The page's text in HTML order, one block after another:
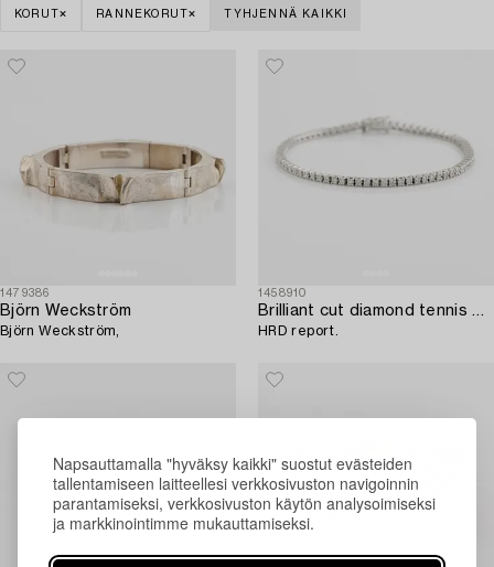
Napsauttamalla "hyväksy kaikki" suostut evästeiden
tallentamiseen laitteellesi verkkosivuston navigoinnin
parantamiseksi, verkkosivuston käytön analysoimiseksi
ja markkinointimme mukauttamiseksi.
KORUT RANNEKORUT TYHJENNÄ KAIKKI
1479386
Björn Weckström
Björn Weckström,
1458910
HRD report.